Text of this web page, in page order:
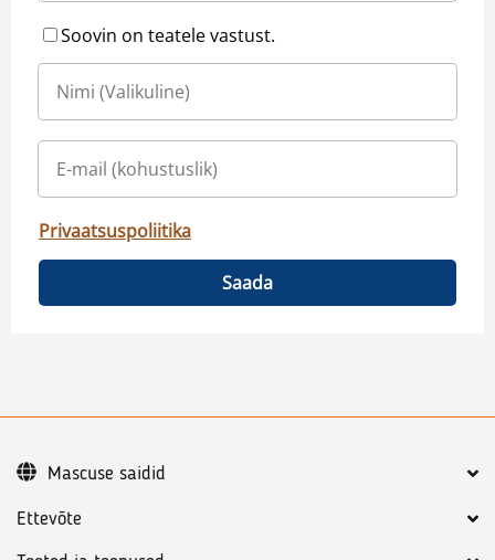
Soovin on teatele vastust.
Privaatsuspoliitika
Saada
Ettevõte
Mascuse saidid